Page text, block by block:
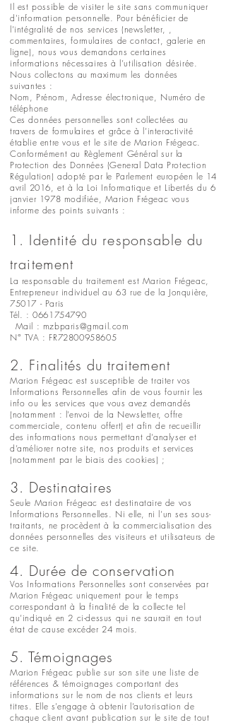
Il est possible de visiter le site sans communiquer
d'information personnelle. Pour bénéficier de
l’intégralité de nos services (newsletter, ,
commentaires, formulaires de contact, galerie en
ligne), nous vous demandons certaines
informations nécessaires à l’utilisation désirée.
Nous collectons au maximum les données
suivantes :
Nom, Prénom, Adresse électronique, Numéro de
téléphone
Ces données personnelles sont collectées au
travers de formulaires et grâce à l’interactivité
établie entre vous et le site de Marion Frégeac.
Conformément au Règlement Général sur la
Protection des Données (General Data Protection
Régulation) adopté par le Parlement européen le 14
avril 2016, et à la Loi Informatique et Libertés du 6
janvier 1978 modifiée, Marion Frégeac vous
informe des points suivants :
1. Identité du responsable du
traitement
La responsable du traitement est Marion Frégeac,
Entrepreneur individuel au 63 rue de la Jonquière,
75017 - Paris
Tél. : 0661754790
Mail : mzbparis@gmail.com
N° TVA : FR72800958605
2. Finalités du traitement
Marion Frégeac est susceptible de traiter vos
Informations Personnelles afin de vous fournir les
info ou les services que vous avez demandés
(notamment : l’envoi de la Newsletter, offre
commerciale, contenu offert) et afin de recueillir
des informations nous permettant d’analyser et
d’améliorer notre site, nos produits et services
(notamment par le biais des cookies) ;
3. Destinataires
Seule Marion Frégeac est destinataire de vos
Informations Personnelles. Ni elle, ni l’un ses sous-
traitants, ne procèdent à la commercialisation des
données personnelles des visiteurs et utilisateurs de
ce site.
4. Durée de conservation
Vos Informations Personnelles sont conservées par
Marion Frégeac uniquement pour le temps
correspondant à la finalité de la collecte tel
qu’indiqué en 2 ci-dessus qui ne saurait en tout
état de cause excéder 24 mois.
5. Témoignages
Marion Frégeac publie sur son site une liste de
références & témoignages comportant des
informations sur le nom de nos clients et leurs
titres. Elle s’engage à obtenir l’autorisation de
chaque client avant publication sur le site de tout